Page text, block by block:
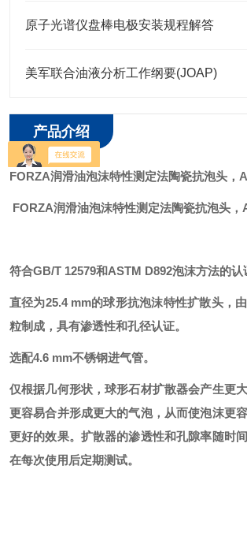
原子光谱仪盘棒电极安装规程解答
美军联合油液分析工作纲要(JOAP)
产品介绍
FORZA润滑油泡沫特性测定法陶瓷抗泡头 ，
FORZA润滑油泡沫特性测定法陶瓷抗泡头
符合GB/T 12579和ASTM D892泡沫方法的认
直径为25.4 mm的球形抗泡沫特性扩散头，
粒制成， 具有渗透性和孔径认证。
选配4.6 mm不锈钢进气管。
仅根据几何形状，球形石材扩散器会产生更
更容易合并形成更大的气泡，从而使泡沫更
更好的效果。扩散器的渗透性和孔隙率随时
在每次使用后定期测试。